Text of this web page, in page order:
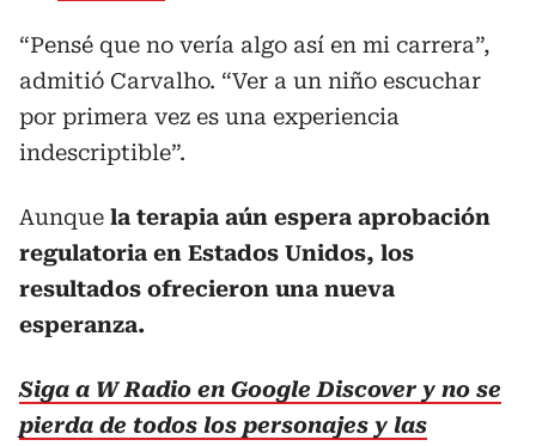
“Pensé que no vería algo así en mi carrera”,
admitió Carvalho. “Ver a un niño escuchar
por primera vez es una experiencia
indescriptible”.
Aunque la terapia aún espera aprobación
regulatoria en Estados Unidos, los
resultados ofrecieron una nueva
esperanza.
Siga a W Radio en Google Discover y no se
pierda de todos los personajes y las